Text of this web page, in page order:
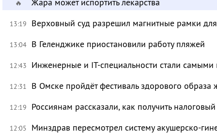
🔥 Жара может испортить лекарства
13:19 Верховный суд разрешил магнитные рамки
13:04 В Геленджике приостановили работу пляжей
12:43 Инженерные и IT-специальности стали
12:31 В Омске пройдёт фестиваль здорового
12:19 Россиянам рассказали, как получить
12:05 Минздрав пересмотрел систему акушерско-